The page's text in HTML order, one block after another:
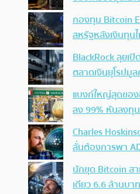
กองทุน Bitcoin
สหรัฐหลังเงินทุน
BlackRock ลุยเ
ตลาดเงินยุโรปมู
แบงก์ใหญ่สุดขอ
ลง 99% หันลงทุ
Charles
ลั่นต้องการพา
นักขุด Bitcoin ส
เดียว 6.6 ล้านบ